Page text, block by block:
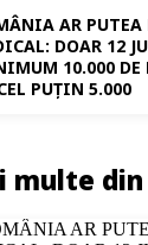
AR
DOAR 12
10.000 DE
PUȚIN 5.000
multe din